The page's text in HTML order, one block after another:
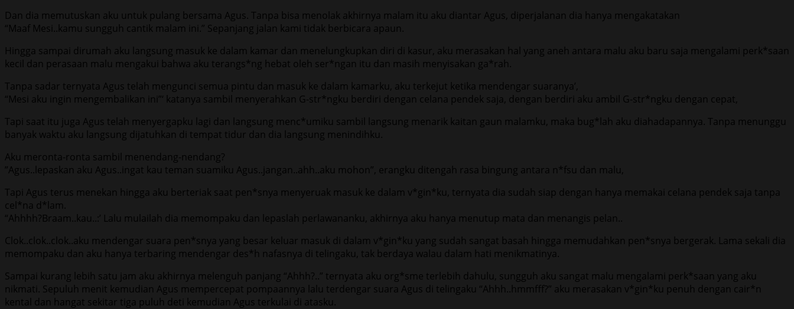
Dan dia memutuskan aku untuk pulang bersama Agus. Tanpa bisa menolak akhirnya malam itu aku diantar Agus, diperjalanan dia hanya mengakatakan
“Maaf Mesi..kamu sungguh cantik malam ini.” Sepanjang jalan kami tidak berbicara apaun.
Hingga sampai dirumah aku langsung masuk ke dalam kamar dan menelungkupkan diri di kasur, aku merasakan hal yang aneh antara malu aku baru saja mengalami perk*saan
kecil dan perasaan malu mengakui bahwa aku terangs*ng hebat oleh ser*ngan itu dan masih menyisakan ga*rah.
Tanpa sadar ternyata Agus telah mengunci semua pintu dan masuk ke dalam kamarku, aku terkejut ketika mendengar suaranya’,
“Mesi aku ingin mengembalikan ini”‘ katanya sambil menyerahkan G-str*ngku berdiri dengan celana pendek saja, dengan berdiri aku ambil G-str*ngku dengan cepat,
Tapi saat itu juga Agus telah menyergapku lagi dan langsung menc*umiku sambil langsung menarik kaitan gaun malamku, maka bug*lah aku diahadapannya. Tanpa menunggu
banyak waktu aku langsung dijatuhkan di tempat tidur dan dia langsung menindihku.
Aku meronta-ronta sambil menendang-nendang?
”Agus..lepaskan aku Agus..ingat kau teman suamiku Agus..jangan..ahh..aku mohon”, erangku ditengah rasa bingung antara n*fsu dan malu,
Tapi Agus terus menekan hingga aku berteriak saat pen*snya menyeruak masuk ke dalam v*gin*ku, ternyata dia sudah siap dengan hanya memakai celana pendek saja tanpa
cel*na d*lam.
“Ahhhh?Braam..kau..:’ Lalu mulailah dia memompaku dan lepaslah perlawananku, akhirnya aku hanya menutup mata dan menangis pelan..
Clok..clok..clok..aku mendengar suara pen*snya yang besar keluar masuk di dalam v*gin*ku yang sudah sangat basah hingga memudahkan pen*snya bergerak. Lama sekali dia
memompaku dan aku hanya terbaring mendengar des*h nafasnya di telingaku, tak berdaya walau dalam hati menikmatinya.
Sampai kurang lebih satu jam aku akhirnya melenguh panjang “Ahhh?..” ternyata aku org*sme terlebih dahulu, sungguh aku sangat malu mengalami perk*saan yang aku
nikmati. Sepuluh menit kemudian Agus mempercepat pompaannya lalu terdengar suara Agus di telingaku “Ahhh..hmmfff?” aku merasakan v*gin*ku penuh dengan cair*n
kental dan hangat sekitar tiga puluh deti kemudian Agus terkulai di atasku.